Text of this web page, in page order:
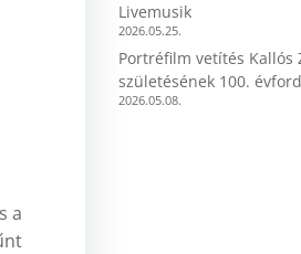
a
Livemusik
2026.05.25.
Portréfilm vetítés Kallós
születésének 100.
2026.05.08.